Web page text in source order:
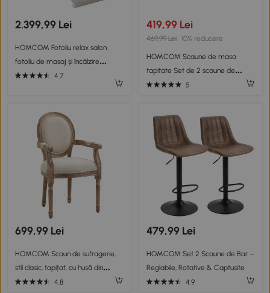
2.399,99 Lei
HOMCOM Fotoliu relax salon
fotoliu de masaj și încălzire
șezlong cu telecomandă și pernă,
4.7
419,99 Lei
469,99 Lei 10% reducere
HOMCOM Scaune de masa
tapitate Set de 2 scaune de
bucatarie fara brate cu picioare
5
699,99 Lei
HOMCOM Scaun de sufragerie,
stil clasic, tapițat, cu husă din
material textil, 56x56x96cm, alb
4.8
479,99 Lei
HOMCOM Set 2 Scaune de Bar –
Reglabile, Rotative & Captusite
4.9